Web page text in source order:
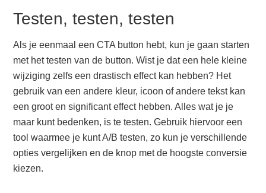
Testen, testen, testen
Als je eenmaal een CTA button hebt, kun je gaan starten
met het testen van de button. Wist je dat een hele kleine
wijziging zelfs een drastisch effect kan hebben? Het
gebruik van een andere kleur, icoon of andere tekst kan
een groot en significant effect hebben. Alles wat je je
maar kunt bedenken, is te testen. Gebruik hiervoor een
tool waarmee je kunt A/B testen, zo kun je verschillende
opties vergelijken en de knop met de hoogste conversie
kiezen.